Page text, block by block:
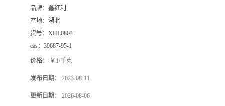
品牌： 鑫红利
产地： 湖北
货号： XHL0804
cas： 39687-95-1
价格： ￥1/千克
发布日期： 2023-08-11
更新日期： 2026-08-06